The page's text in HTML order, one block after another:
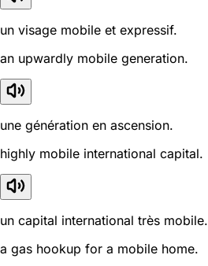
un visage mobile et expressif.
an upwardly mobile generation.
une génération en ascension.
highly mobile international capital.
un capital international très mobile.
a gas hookup for a mobile home.